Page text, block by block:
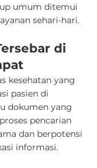
umum ditemui
sehari-hari.
di
kesehatan yang
pasien di
dokumen yang
pencarian
dan berpotensi
informasi.